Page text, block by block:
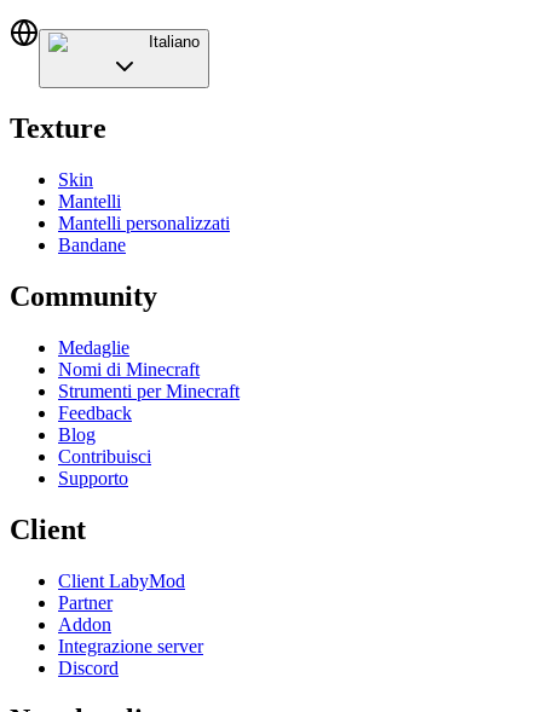
Italiano
Texture
Skin
Mantelli
Mantelli personalizzati
Bandane
Community
Medaglie
Nomi di Minecraft
Strumenti per Minecraft
Feedback
Blog
Contribuisci
Supporto
Client
Client LabyMod
Partner
Addon
Integrazione server
Discord